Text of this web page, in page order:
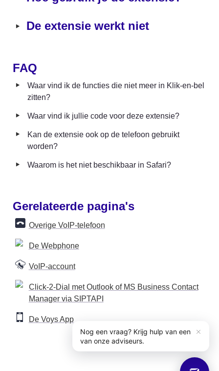
‣ De extensie werkt niet
FAQ
‣
Waar vind ik de functies die niet meer in Klik-en-bel
zitten?
‣ Waar vind ik jullie code voor deze extensie?
‣
Kan de extensie ook op de telefoon gebruikt
worden?
‣ Waarom is het niet beschikbaar in Safari?
Gerelateerde pagina's
Overige VoIP-telefoon
De Webphone
VoIP-account
Click-2-Dial met Outlook of MS Business Contact
Manager via SIPTAPI
De Voys App